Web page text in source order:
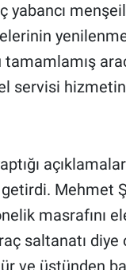
servisi
Mehmet
masrafını
saltanatı diye
ve üstünden